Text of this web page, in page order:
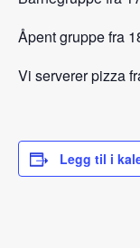
Åpent gruppe fra
Vi serverer pizza
Legg til i